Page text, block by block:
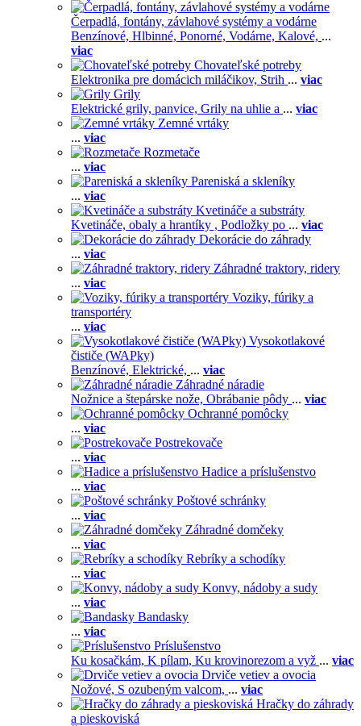
Čerpadlá, fontány, závlahové systémy a vodárne
Benzínové, Hlbinné, Ponorné, Vodárne, Kalové, ...
viac
Chovateľské potreby
Elektronika pre domácich miláčikov, Strih ... viac
Grily
Elektrické grily, panvice, Grily na uhlie a ... viac
Zemné vrtáky
... viac
Rozmetače
... viac
Pareniská a skleníky
... viac
Kvetináče a substráty
Kvetináče, obaly a hrantíky , Podložky po ... viac
Dekorácie do záhrady
... viac
Záhradné traktory, ridery
... viac
Voziky, fúriky a
transportéry
... viac
Vysokotlakové
čističe (WAPky)
Benzínové, Elektrické, ... viac
Záhradné náradie
Nožnice a štepárske nože, Obrábanie pôdy ... viac
Ochranné pomôcky
... viac
Postrekovače
... viac
Hadice a príslušenstvo
... viac
Poštové schránky
... viac
Záhradné domčeky
... viac
Rebríky a schodíky
... viac
Konvy, nádoby a sudy
... viac
Bandasky
... viac
Príslušenstvo
Ku kosačkám, K pílam, Ku krovinorezom a vyž ... viac
Drviče vetiev a ovocia
Nožové, S ozubeným valcom, ... viac
Hračky do záhrady
a pieskoviská